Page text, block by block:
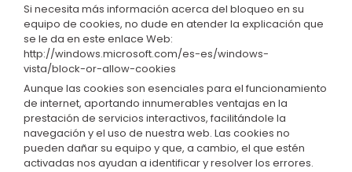
Si necesita más información acerca del bloqueo en su
equipo de cookies, no dude en atender la explicación que
se le da en este enlace Web:
http://windows.microsoft.com/es-es/windows-
vista/block-or-allow-cookies
Aunque las cookies son esenciales para el funcionamiento
de internet, aportando innumerables ventajas en la
prestación de servicios interactivos, facilitándole la
navegación y el uso de nuestra web. Las cookies no
pueden dañar su equipo y que, a cambio, el que estén
activadas nos ayudan a identificar y resolver los errores.